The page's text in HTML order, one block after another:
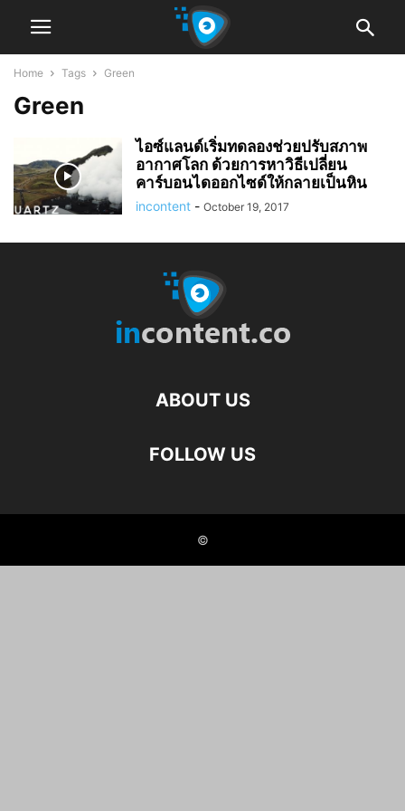
Home Tags Green
Green
ไอซ์แลนด์เริ่มทดลองช่วยปรับสภาพ
อากาศโลก ด้วยการหาวิธีเปลี่ยน
คาร์บอนไดออกไซด์ให้กลายเป็นหิน
incontent - October 19, 2017
ABOUT US
FOLLOW US
©